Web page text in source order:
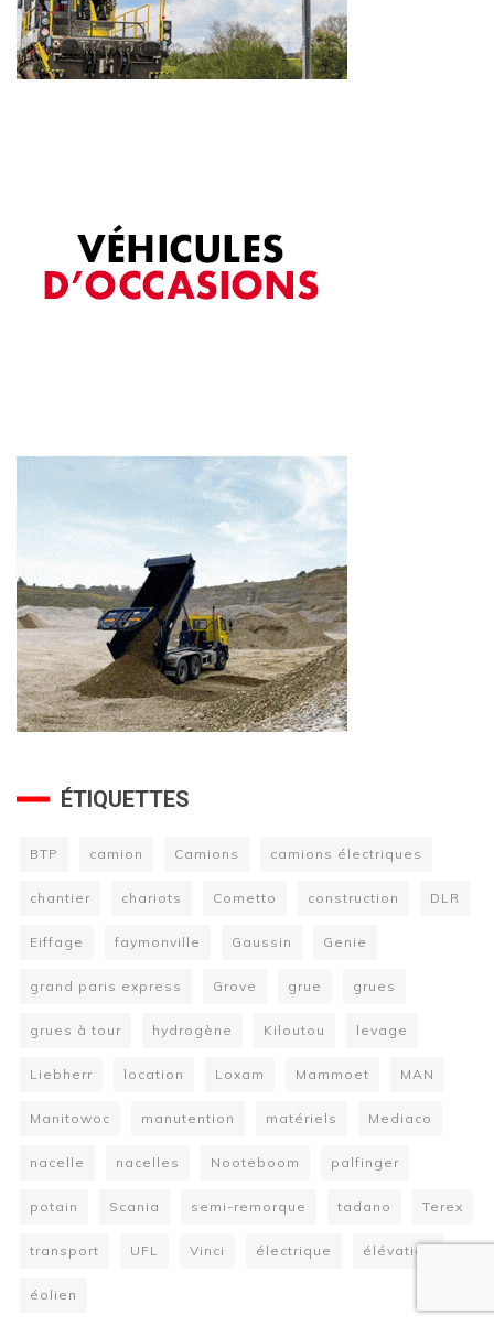
ÉTIQUETTES
BTP camion Camions camions électriques
chantier chariots Cometto construction DLR
Eiffage faymonville Gaussin Genie
grand paris express Grove grue grues
grues à tour hydrogène Kiloutou levage
Liebherr location Loxam Mammoet MAN
Manitowoc manutention matériels Mediaco
nacelle nacelles Nooteboom palfinger
potain Scania semi-remorque tadano Terex
transport UFL Vinci électrique élévation
éolien